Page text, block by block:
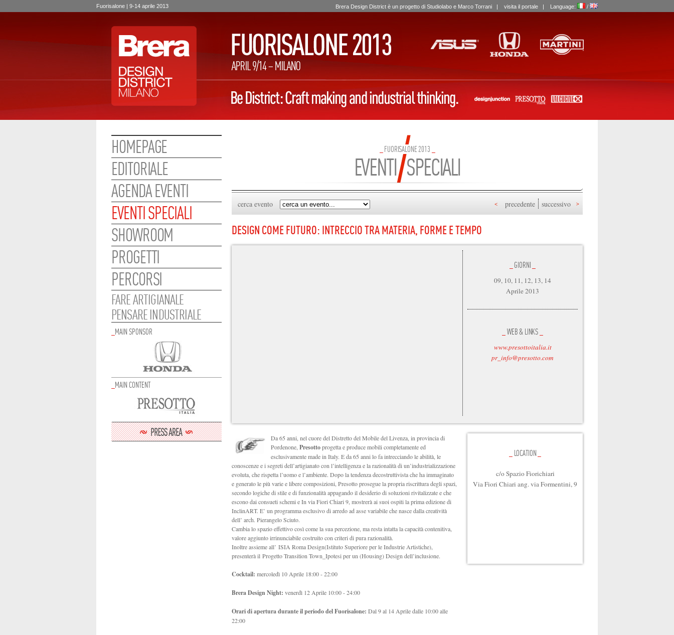
Fuorisalone | 9-14 aprile 2013 Brera Design District è un progetto di Studiolabo e Marco Torrani | visita il portale | Language: /
HOMEPAGE
EDITORIALE
AGENDA EVENTI
EVENTI SPECIALI
SHOWROOM
PROGETTI
PERCORSI
FARE ARTIGIANALE
PENSARE INDUSTRIALE
MAIN SPONSOR
MAIN CONTENT
FUORISALONE 2013
EVENTI SPECIALI
cerca evento successivo
precedente
DESIGN COME FUTURO: INTRECCIO TRA MATERIA, FORME E TEMPO
GIORNI
09, 10, 11, 12, 13, 14
Aprile 2013
WEB & LINKS
www.presottoitalia.it
pr_info@presotto.com
Da 65 anni, nel cuore del Distretto del Mobile del Livenza, in provincia di
Pordenone, Presottoprogetta e produce mobili completamente ed
esclusivamente made in Italy. E da 65 anni lo fa intrecciando le abilità, le
conoscenze e i segreti dell’artigianato con l’intelligenza e la razionalità di un’industrializzazione
evoluta, che rispetta l’uomo e l’ambiente. Dopo la tendenza decostruttivista che ha immaginato
e generato le più varie e libere composizioni , Presotto prosegue la propria riscrittura degli spazi,
secondo logiche di stile e di funzionalità appagando il desiderio di soluzioni rivitalizzate e che
escono dai consueti schemi e In via Fiori Chiari 9, mostrerà ai suoi ospiti la prima edizione di
InclinART. E’ un programma esclusivo di arredo ad asse variabile che nasce dalla creatività
dell’ arch. Pierangelo Sciuto.
Cambia lo spazio effettivo così come la sua percezione, ma resta intatta la capacità contenitiva,
valore aggiunto irrinunciabile costruito con criteri di pura razionalità.
Inoltre assieme all’ ISIA Roma Design(Istituto Superiore per le Industrie Artistiche),
presenterà il Progetto Transition Town_Ipotesi per un (Housing) Design dell’inclusione.
Cocktail: mercoledì 10 Aprile 18:00 - 22:00
Brera Design Night: venerdì 12 Aprile 10:00 - 24:00
Orari di apertura durante il periodo del Fuorisalone: Dal 9 al 14 Aprile dalle 10:00 alle
22:00
LOCATION
c/o Spazio Fiorichiari
Via Fiori Chiari ang. via Formentini, 9